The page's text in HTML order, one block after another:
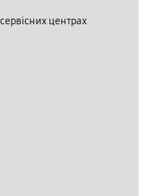
центрах